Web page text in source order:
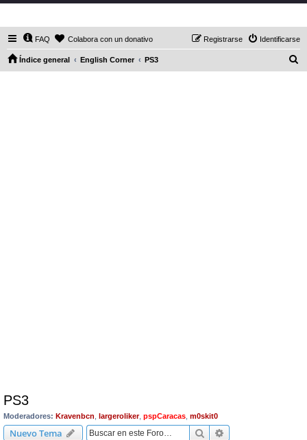
FAQ Colabora con un donativo Identificarse
Registrarse
Índice general English Corner PS3
PS3
Moderadores: Kravenbcn largeroliker, pspCaracas m0skit0
Nuevo Tema Buscar